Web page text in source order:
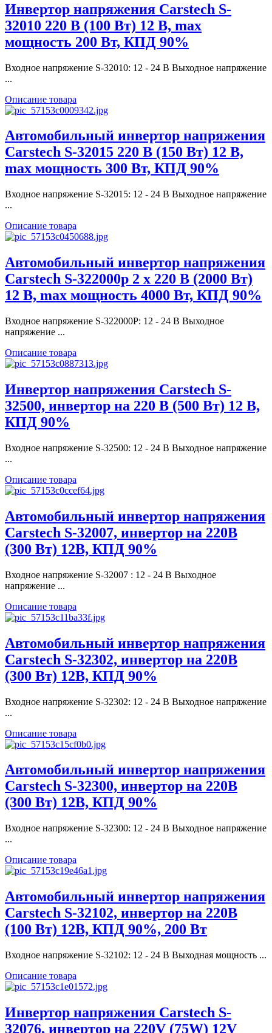
Инвертор напряжения Carstech S-
32010 220 В (100 Вт) 12 В, max
мощность 200 Вт, КПД 90%
Входное напряжение S-32010: 12 - 24 В Выходное напряжение
...
Описание товара
Автомобильный инвертор напряжения
Carstech S-32015 220 В (150 Вт) 12 В,
max мощность 300 Вт, КПД 90%
Входное напряжение S-32015: 12 - 24 В Выходное напряжение
...
Описание товара
Автомобильный инвертор напряжения
Carstech S-322000р 2 х 220 В (2000 Вт)
12 В, max мощность 4000 Вт, КПД 90%
Входное напряжение S-322000P: 12 - 24 В Выходное
напряжение ...
Описание товара
Инвертор напряжения Carstech S-
32500, инвертор на 220 В (500 Вт) 12 В,
КПД 90%
Входное напряжение S-32500: 12 - 24 В Выходное напряжение
...
Описание товара
Автомобильный инвертор напряжения
Carstech S-32007, инвертор на 220В
(300 Вт) 12В, КПД 90%
Входное напряжение S-32007 : 12 - 24 В Выходное
напряжение ...
Описание товара
Автомобильный инвертор напряжения
Carstech S-32302, инвертор на 220В
(300 Вт) 12В, КПД 90%
Входное напряжение S-32302: 12 - 24 В Выходное напряжение
...
Описание товара
Автомобильный инвертор напряжения
Carstech S-32300, инвертор на 220В
(300 Вт) 12В, КПД 90%
Входное напряжение S-32300: 12 - 24 В Выходное напряжение
...
Описание товара
Автомобильный инвертор напряжения
Carstech S-32102, инвертор на 220В
(100 Вт) 12В, КПД 90%, 200 Вт
Входное напряжение S-32102: 12 - 24 В Выходная мощность ...
Описание товара
Инвертор напряжения Carstech S-
32076, инвертор на 220V (75W) 12V